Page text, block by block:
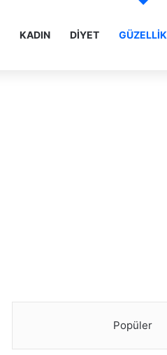
KADIN DIYET GÜZELLIK
Popüler